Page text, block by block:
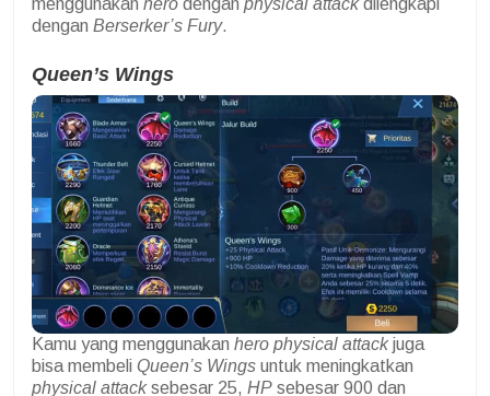
menggunakan hero dengan physical attackdilengkapi
dengan Berserker’s Fury.
Queen’s Wings
Kamu yang menggunakan hero physical attackjuga
bisa membeli Queen’s Wings untuk meningkatkan
physical attacksebesar 25, HP sebesar 900 dan